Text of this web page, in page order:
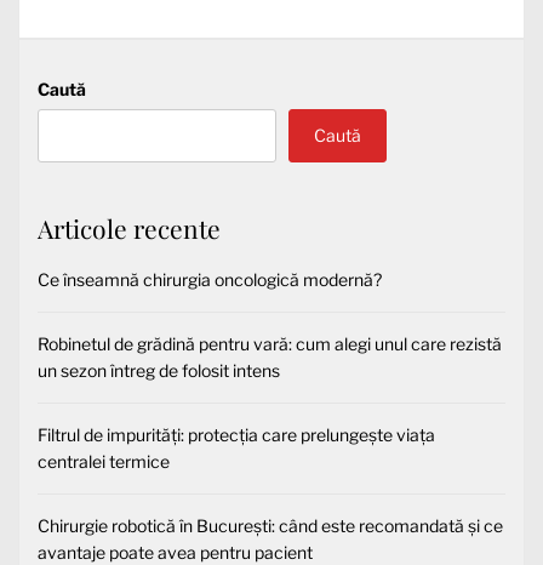
Caută
Caută
Articole recente
Ce înseamnă chirurgia oncologică modernă?
Robinetul de grădină pentru vară: cum alegi unul care rezistă
un sezon întreg de folosit intens
Filtrul de impurități: protecția care prelungește viața
centralei termice
Chirurgie robotică în București: când este recomandată și ce
avantaje poate avea pentru pacient